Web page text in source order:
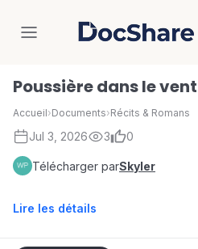
DocShare
Poussière dans le vent
Accueil›Documents›Récits & Romans
Jul 3, 2026 3 0
Télécharger parSkyler
Lire les détails